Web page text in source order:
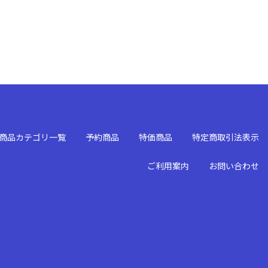
商品カテゴリ一覧 予約商品 特価商品 特定商取引法表示
ご利用案内 お問い合わせ